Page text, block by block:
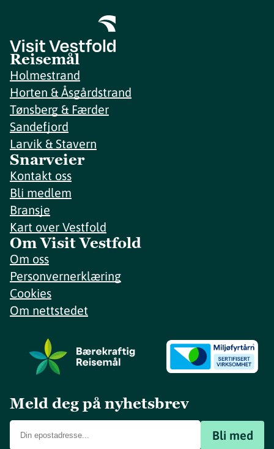
Reisemål
Holmestrand
Horten & Åsgårdstrand
Tønsberg & Færder
Sandefjord
Larvik & Stavern
Snarveier
Kontakt oss
Bli medlem
Bransje
Kart over Vestfold
Om Visit Vestfold
Om oss
Personvernerklæring
Cookies
Om nettstedet
Meld deg på nyhetsbrev
Bli med